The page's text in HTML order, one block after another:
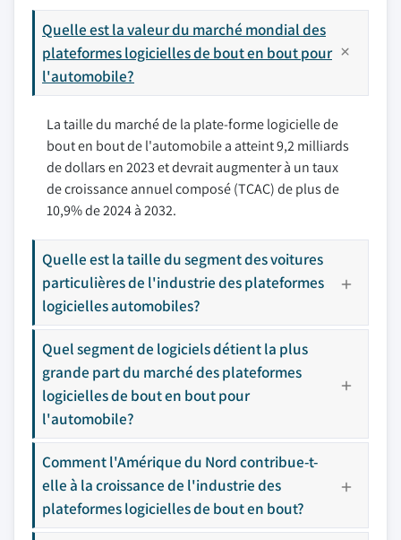
Quelle est la valeur du marché mondial des
plateformes logicielles de bout en bout pour
l'automobile?
La taille du marché de la plate-forme logicielle de
bout en bout de l'automobile a atteint 9,2 milliards
de dollars en 2023 et devrait augmenter à un taux
de croissance annuel composé (TCAC) de plus de
10,9% de 2024 à 2032.
Quelle est la taille du segment des voitures
particulières de l'industrie des plateformes
logicielles automobiles?
Quel segment de logiciels détient la plus
grande part du marché des plateformes
logicielles de bout en bout pour
l'automobile?
Comment l'Amérique du Nord contribue-t-
elle à la croissance de l'industrie des
plateformes logicielles de bout en bout?